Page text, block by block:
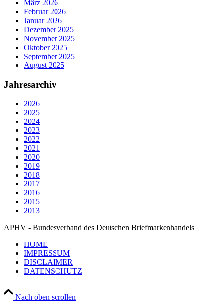
März 2026
Februar 2026
Januar 2026
Dezember 2025
November 2025
Oktober 2025
September 2025
August 2025
Jahresarchiv
2026
2025
2024
2023
2022
2021
2020
2019
2018
2017
2016
2015
2013
APHV - Bundesverband des Deutschen Briefmarkenhandels
HOME
IMPRESSUM
DISCLAIMER
DATENSCHUTZ
Nach oben scrollen